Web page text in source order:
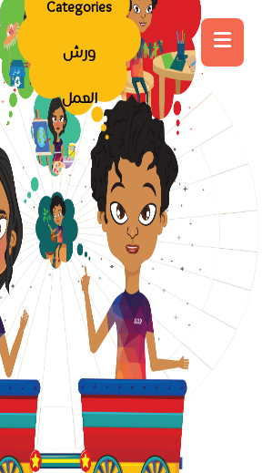
Categories
ورش
العمل